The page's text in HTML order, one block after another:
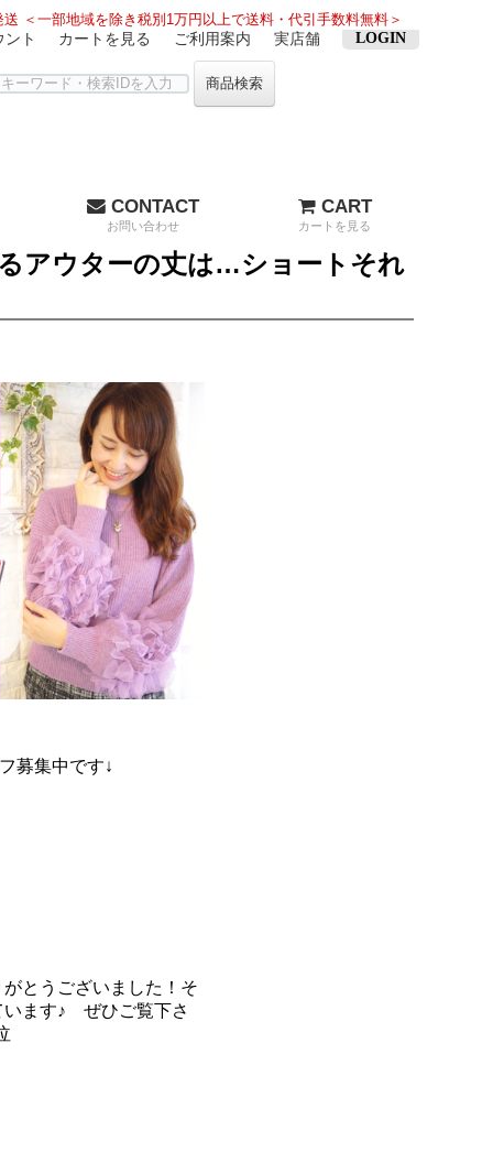
＜一部地域を除き税別1万円以上で送料・代引手数料無料＞
ント カートを見る ご利用案内 実店舗 LOGIN
商品検索
CONTACT
お問い合わせ
CART
カートを見る
アウターの丈は…ショートそれ
募集中です↓
とうございました！そ
います♪ ぜひご覧下さ